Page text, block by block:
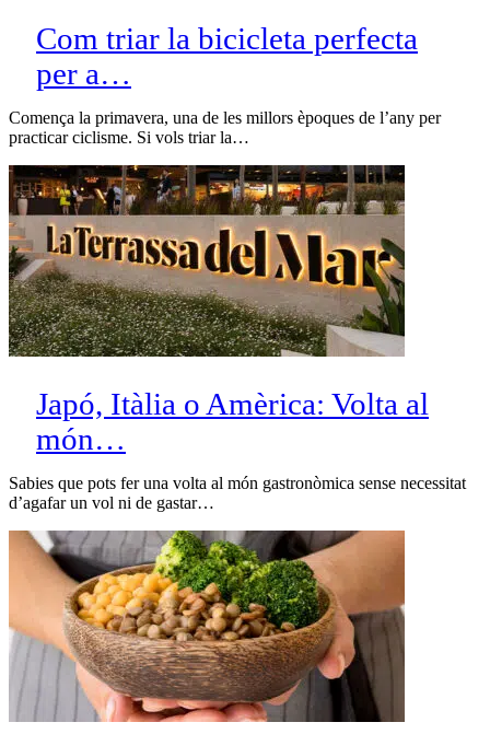
Com triar la bicicleta perfecta
per a…
Comença la primavera, una de les millors èpoques de l’any per
practicar ciclisme. Si vols triar la…
Japó, Itàlia o Amèrica: Volta al
món…
Sabies que pots fer una volta al món gastronòmica sense necessitat
d’agafar un vol ni de gastar…